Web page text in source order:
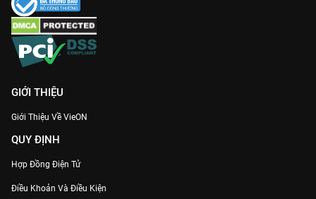
GIỚI THIỆU
Giới Thiệu Về VieON
QUY ĐỊNH
Hợp Đồng Điện Tử
Điều Khoản Và Điều Kiện